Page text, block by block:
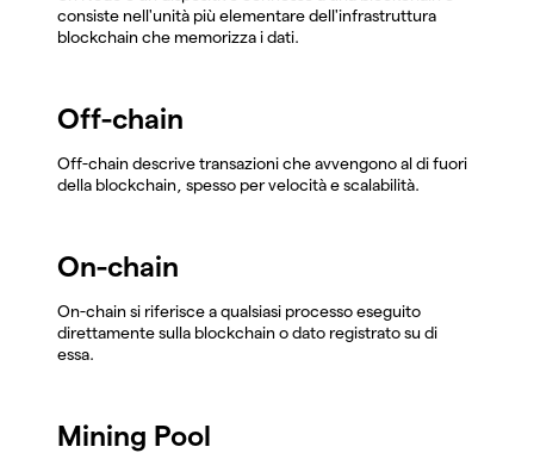
consiste nell'unità più elementare dell'infrastruttura
blockchain che memorizza i dati.
Off-chain
Off-chain descrive transazioni che avvengono al di fuori
della blockchain, spesso per velocità e scalabilità.
On-chain
On-chain si riferisce a qualsiasi processo eseguito
direttamente sulla blockchain o dato registrato su di
essa.
Mining Pool